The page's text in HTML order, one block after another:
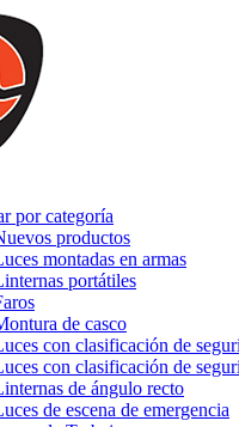
that we provide you
To learn more or to find
por categoría
productos
montadas en armas
portátiles
de casco
con clasificación de
con clasificación de
de ángulo recto
de escena de emergencia